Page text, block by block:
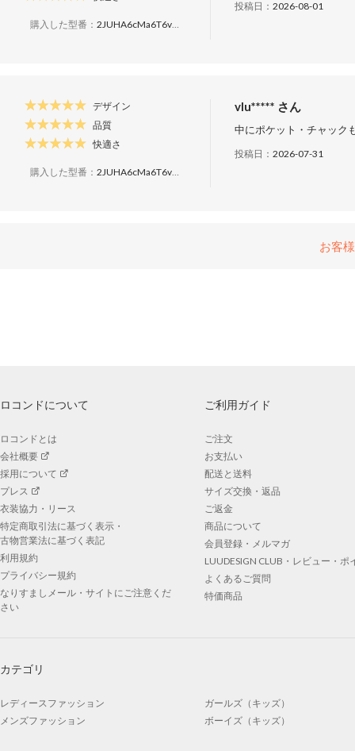
購入した型番： 2JUHA6cMa6T6v8Y5cMUVox
投稿日： 2026-08-01
デザイン
品質
快適さ
購入した型番： 2JUHA6cMa6T6v8Y5cMUVox
vlu***** さん
中にポケット・チャック
投稿日： 2026-07-31
お客
ロコンドについて
ロコンドとは
会社概要
採用について
プレス
衣装協力・リース
特定商取引法に基づく表示・
古物営業法に基づく表記
利用規約
プライバシー規約
なりすましメール・サイトにご注意くだ
さい
ご利用ガイド
ご注文
お支払い
配送と送料
サイズ交換・返品
ご返金
商品について
会員登録・メルマガ
LUUDESIGN CLUB・レビュー・ポ
よくあるご質問
特価商品
カテゴリ
レディースファッション
メンズファッション
ガールズ（キッズ）
ボーイズ（キッズ）